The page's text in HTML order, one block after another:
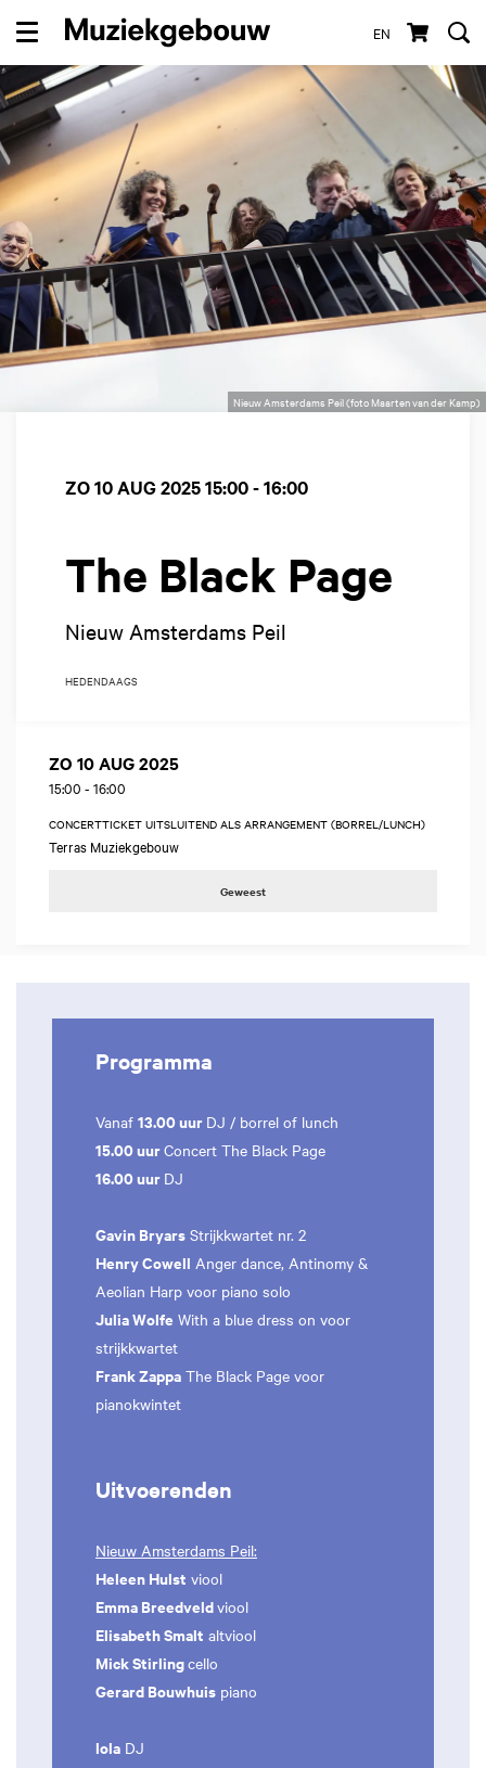
EN
Menu
Nieuw Amsterdams Peil (foto Maarten van der Kamp)
The Black Page
Nieuw Amsterdams Peil
ZO 10 AUG 202515:00 - 16:00
HEDENDAAGS
ZO 10 AUG 2025
15:00 - 16:00
CONCERTTICKET UITSLUITEND ALS ARRANGEMENT (BORREL/LUNCH)
Terras Muziekgebouw
Geweest
Programma
Vanaf 13.00 uur DJ / borrel of lunch
15.00 uurConcert The Black Page
16.00 uur DJ
Gavin Bryars Strijkkwartet nr. 2
Henry Cowell Anger dance, Antinomy &
Aeolian Harp voor piano solo
Julia Wolfe With a blue dress on voor
strijkkwartet
Frank Zappa The Black Page voor
pianokwintet
Uitvoerenden
Nieuw Amsterdams Peil:
Heleen Hulst viool
Emma Breedveldviool
Elisabeth Smalt altviool
Mick Stirlingcello
Gerard Bouwhuis piano
lola DJ